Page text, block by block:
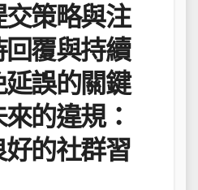
策略與注
覆與持續
誤的關鍵
的違規：
的社群習